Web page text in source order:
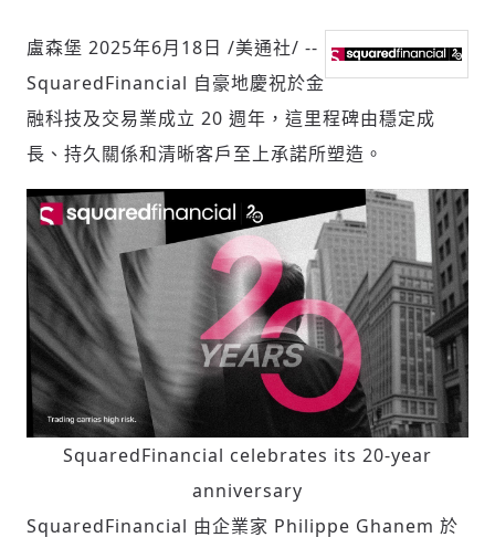
社會
人文
盧森堡 2025年6月18日 /美通社/ --
SquaredFinancial 自豪地慶祝於金
融科技及交易業成立 20 週年，這里程碑由穩定成
長、持久關係和清晰客戶至上承諾所塑造。
SquaredFinancial celebrates its 20-year
anniversary
SquaredFinancial 由企業家 Philippe Ghanem 於